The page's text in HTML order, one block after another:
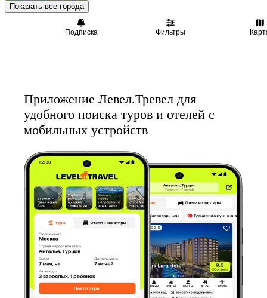
Подписка Фильтры
Показать все города
Приложение Левел.Тревел для
удобного поиска туров и отелей с
мобильных устройств